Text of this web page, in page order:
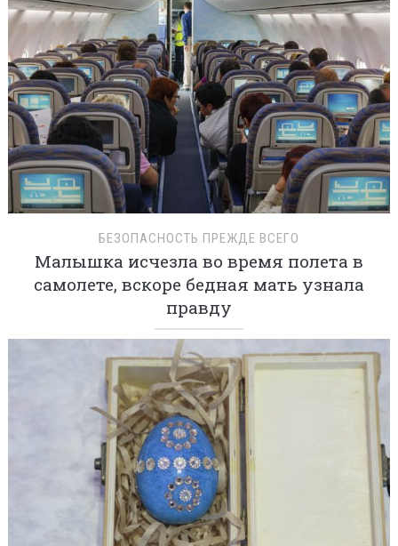
БЕЗОПАСНОСТЬ ПРЕЖДЕ ВСЕГО
Малышка исчезла во время полета в
самолете, вскоре бедная мать узнала
правду